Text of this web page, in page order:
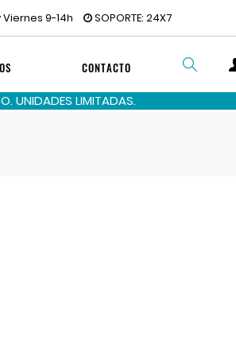
Viernes 9-14h SOPORTE: 24X7
CONTACTO
UNIDADES LIMITADAS.